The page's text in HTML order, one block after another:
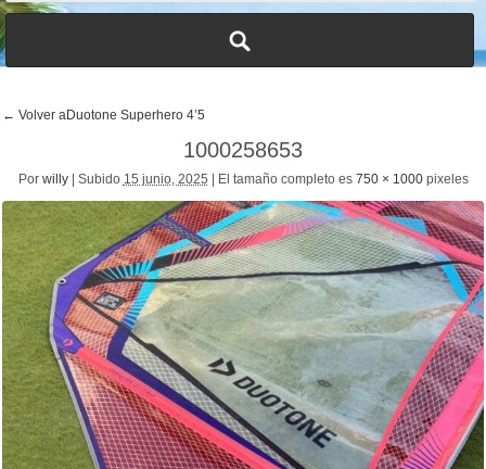
← Volver aDuotone Superhero 4’5
1000258653
Por willy Subido 15 junio, 2025 El tamaño completo es 750 × 1000pixeles